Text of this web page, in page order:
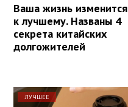
Ваша жизнь изменится
к лучшему. Названы 4
секрета китайских
долгожителей
ЛУЧШЕЕ